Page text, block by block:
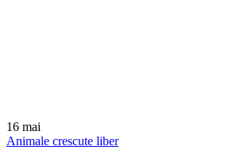
16 mai
Animale crescute liber